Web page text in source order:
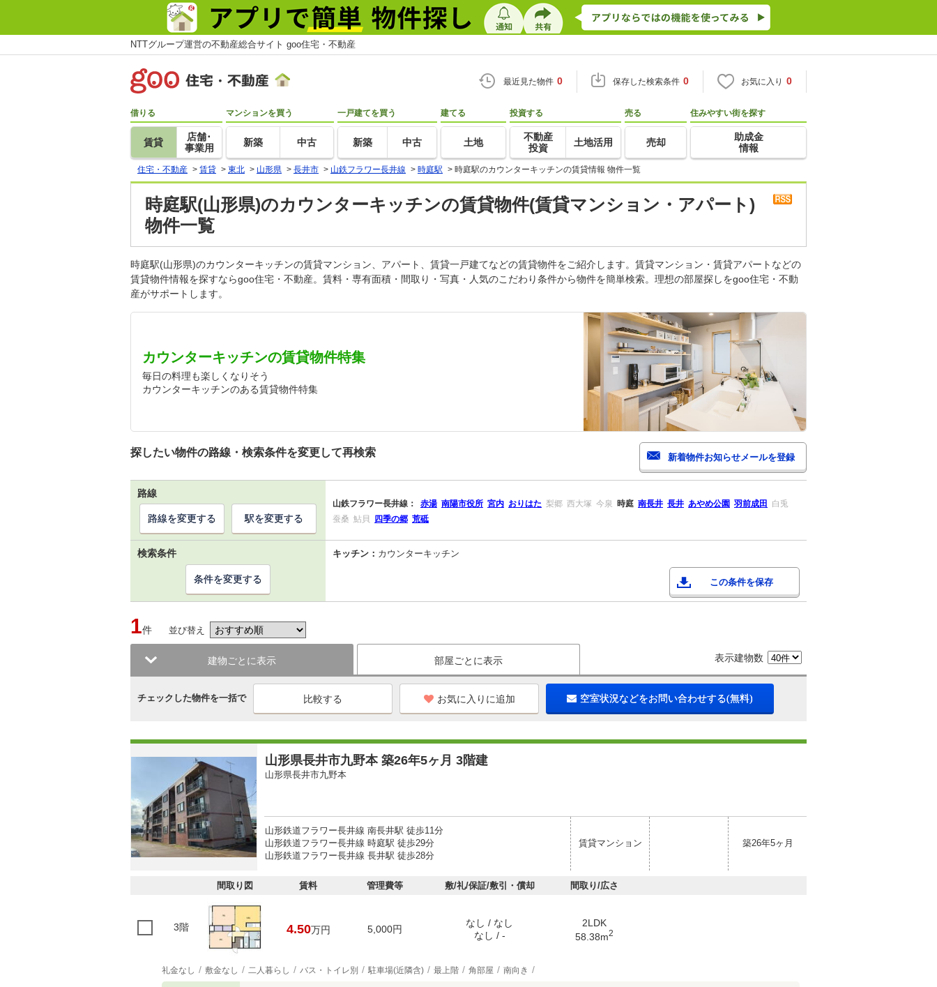
NTTグループ運営の不動産総合サイト goo住宅・不動産
最近見た物件 0 保存した検索条件 0 お気に入り 0
借りる
賃貸
店舗･
事業用
マンションを買う
新築 中古
一戸建てを買う
新築 中古
建てる
土地
投資する
不動産
投資
土地活用
売る
売却
住みやすい街を探す
助成金
情報
住宅・不動産 > 賃貸 > 東北 > 山形県 > 長井市 > 山鉄フラワー長井線 > 時庭駅 > 時庭駅のカウンターキッチンの賃貸情報 物件一覧
時庭駅(山形県)のカウンターキッチンの賃貸物件(賃貸マンション・アパート)
物件一覧
時庭駅(山形県)のカウンターキッチンの賃貸マンション、アパート、賃貸一戸建てなどの賃貸物件をご紹介します。賃貸マンション・賃貸アパートなどの
賃貸物件情報を探すならgoo住宅・不動産。賃料・専有面積・間取り・写真・人気のこだわり条件から物件を簡単検索。理想の部屋探しをgoo住宅・不動
産がサポートします。
カウンターキッチンの賃貸物件特集
毎日の料理も楽しくなりそう
カウンターキッチンのある賃貸物件特集
探したい物件の路線・検索条件を変更して再検索
路線
山鉄フラワー長井線： 赤湯 南陽市役所 宮内 おりはた 梨郷 西大塚 今泉 時庭 南長井 長井 あやめ公園 羽前成田
白兎
蚕桑 鮎貝 四季の郷 荒砥
路線を変更する 駅を変更する
検索条件 キッチン： カウンターキッチン
この条件を保存
条件を変更する
1件 並び替え
建物ごとに表示 部屋ごとに表示 表示建物数
チェックした物件を一括で お気に入りに追加 空室状況などをお問い合わせする(無料)
山形県長井市九野本 築26年5ヶ月 3階建
山形県長井市九野本
山形鉄道フラワー長井線 南長井駅 徒歩11分
山形鉄道フラワー長井線 時庭駅 徒歩29分
山形鉄道フラワー長井線 長井駅 徒歩28分
賃貸マンション 築26年5ヶ月
間取り図 賃料 管理費等 敷/礼/保証/敷引・償却 間取り/広さ
3階 4.50万円 5,000円
なし / なし
なし / -
2LDK
58.38m2
礼金なし 敷金なし 二人暮らし バス・トイレ別 駐車場(近隣含) 最上階 角部屋 南向き